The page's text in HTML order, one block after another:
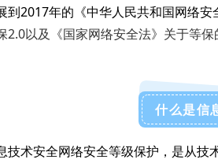
到2017年的《中华人民共和国网络
2.0以及《国家网络安全法》关于等
什么是信
技术安全网络安全等级保护，是从技